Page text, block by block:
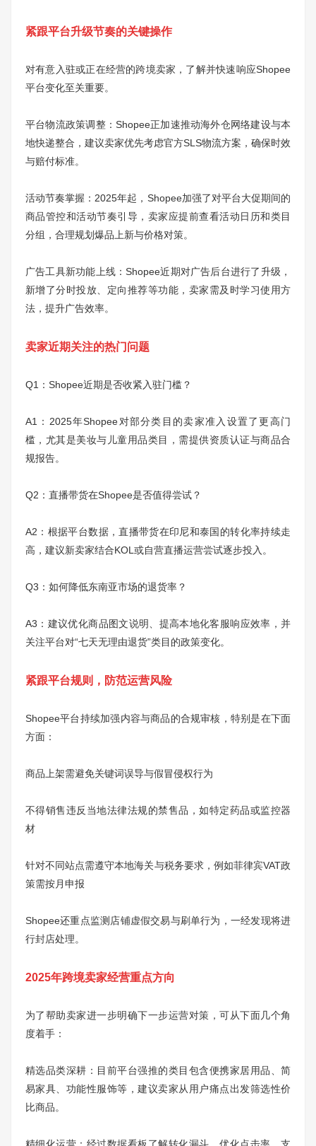
紧跟平台升级节奏的关键操作
对有意入驻或正在经营的跨境卖家，了解并快速响应Shopee
平台变化至关重要。
平台物流政策调整：Shopee正加速推动海外仓网络建设与本
地快递整合，建议卖家优先考虑官方SLS物流方案，确保时效
与赔付标准。
活动节奏掌握：2025年起，Shopee加强了对平台大促期间的
商品管控和活动节奏引导，卖家应提前查看活动日历和类目
分组，合理规划爆品上新与价格对策。
广告工具新功能上线：Shopee近期对广告后台进行了升级，
新增了分时投放、定向推荐等功能，卖家需及时学习使用方
法，提升广告效率。
卖家近期关注的热门问题
Q1：Shopee近期是否收紧入驻门槛？
A1：2025年Shopee对部分类目的卖家准入设置了更高门
槛，尤其是美妆与儿童用品类目，需提供资质认证与商品合
规报告。
Q2：直播带货在Shopee是否值得尝试？
A2：根据平台数据，直播带货在印尼和泰国的转化率持续走
高，建议新卖家结合KOL或自营直播运营尝试逐步投入。
Q3：如何降低东南亚市场的退货率？
A3：建议优化商品图文说明、提高本地化客服响应效率，并
关注平台对“七天无理由退货”类目的政策变化。
紧跟平台规则，防范运营风险
Shopee平台持续加强内容与商品的合规审核，特别是在下面
方面：
商品上架需避免关键词误导与假冒侵权行为
不得销售违反当地法律法规的禁售品，如特定药品或监控器
材
针对不同站点需遵守本地海关与税务要求，例如菲律宾VAT政
策需按月申报
Shopee还重点监测店铺虚假交易与刷单行为，一经发现将进
行封店处理。
2025年跨境卖家经营重点方向
为了帮助卖家进一步明确下一步运营对策，可从下面几个角
度着手：
精选品类深耕：目前平台强推的类目包含便携家居用品、简
易家具、功能性服饰等，建议卖家从用户痛点出发筛选性价
比商品。